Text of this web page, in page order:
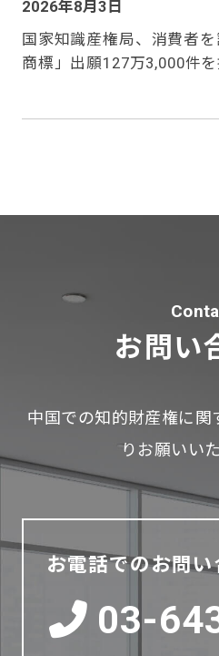
2026年8月3日
国家知識産権局、消費者
商標」出願127万3,000件
お問い
中国での知的財産権に関
りお願いいた
お電話でのお問
03-